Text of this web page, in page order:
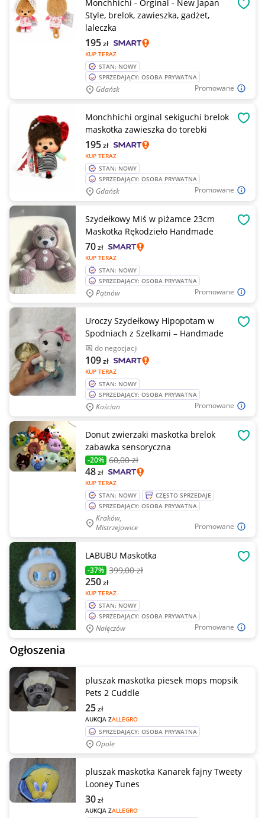
Promowane
Monchhichi - Orginal - New Japan
Style, brelok, zawieszka, gadżet,
laleczka
KUP TERAZ
195zł
STAN: NOWY
SPRZEDAJĄCY: OSOBA PRYWATNA
Gdańsk
Promowane
Monchhichi orginal sekiguchi brelok
maskotka zawieszka do torebki
KUP TERAZ
195zł
STAN: NOWY
SPRZEDAJĄCY: OSOBA PRYWATNA
Gdańsk
Promowane
Szydełkowy Miś w piżamce 23cm
Maskotka Rękodzieło Handmade
KUP TERAZ
70zł
STAN: NOWY
SPRZEDAJĄCY: OSOBA PRYWATNA
Pątnów
Promowane
Uroczy Szydełkowy Hipopotam w
Spodniach z Szelkami – Handmade
do negocjacji
KUP TERAZ
109zł
STAN: NOWY
SPRZEDAJĄCY: OSOBA PRYWATNA
Kościan
Promowane
Donut zwierzaki maskotka brelok
zabawka sensoryczna
-20% 60,00 zł
KUP TERAZ
48zł
STAN: NOWY
CZĘSTO SPRZEDAJE
SPRZEDAJĄCY: OSOBA PRYWATNA
Kraków,
Mistrzejowice
Promowane
LABUBU Maskotka
-37% 399,00 zł
KUP TERAZ
250zł
STAN: NOWY
SPRZEDAJĄCY: OSOBA PRYWATNA
Nałęczów
Ogłoszenia
pluszak maskotka piesek mops mopsik
Pets 2 Cuddle
AUKCJA ZALLEGRO
25zł
SPRZEDAJĄCY: OSOBA PRYWATNA
Opole
pluszak maskotka Kanarek fajny Tweety
Looney Tunes
AUKCJA ZALLEGRO
30zł